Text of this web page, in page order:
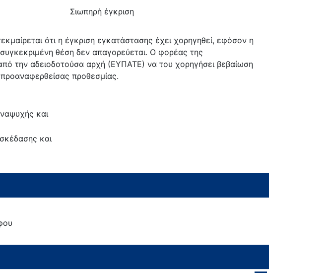
Σιωπηρή έγκριση
ότι η έγκριση εγκατάστασης έχει χορηγηθεί, εφόσον η
συγκεκριμένη θέση δεν απαγορεύεται. Ο φορέας της
την αδειοδοτούσα αρχή (ΕΥΠΑΤΕ) να του χορηγήσει βεβαίωση
προθεσμίας.
και
και